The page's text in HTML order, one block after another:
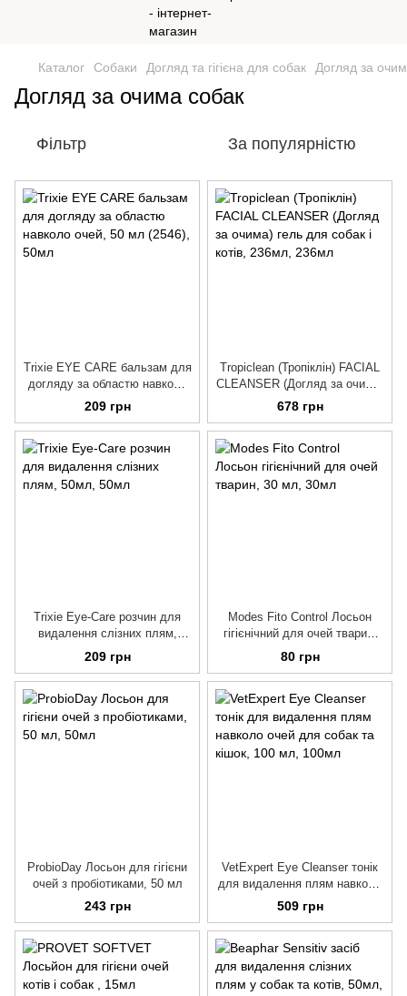
Каталог Собаки Догляд та гігієна для собак Догляд за
Догляд за очима собак
Фільтр За популярністю
Trixie EYE CARE бальзам для
догляду за областю навколо
очей, 50 мл (2546)
209 грн
Tropiclean (Тропіклін) FACIAL
CLEANSER (Догляд за очима)
гель для собак і котів, 236мл
678 грн
Trixie Eye-Care розчин для
видалення слізних плям,
50мл
209 грн
Modes Fito Control Лосьон
гігієнічний для очей тварин,
30 мл
80 грн
ProbioDay Лосьон для гігієни
очей з пробіотиками, 50 мл
243 грн
VetExpert Eye Cleanser тонік
для видалення плям навколо
очей для собак та кішок, 100
509 грн